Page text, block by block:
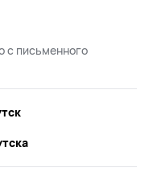
с письменного